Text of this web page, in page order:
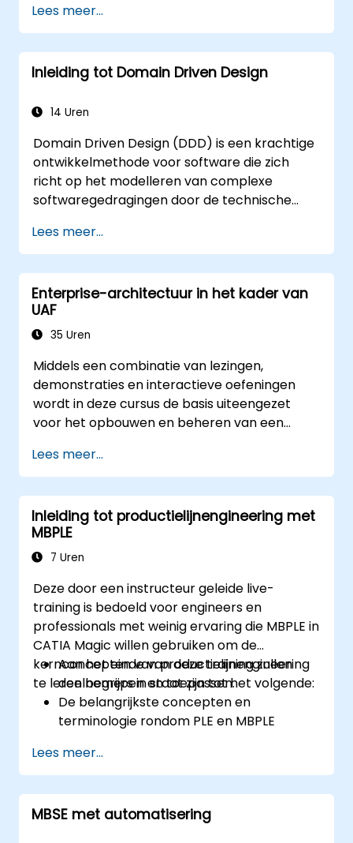
Based Systems Engineering (MBSE) en
relevante best practices op het gebied van
MBSE.
Lees meer...
Inleiding tot Domain Driven Design
14 Uren
Domain Driven Design (DDD) is een krachtige
ontwikkelmethode voor software die zich
richt op het modelleren van complexe
softwaregedragingen door de technische
kernconcepten van de bedrijfsactiviteit. In
deze cursus wordt uitgelegd hoe DDD teams
helpt om met complexiteit om te gaan en
risico’s te beperken, dankzij strategische en
tactische patronen. Deelnemers leren hoe ze
een ‘Ubiquitous Language’ ontwikkelen,
Bounded Contexts, en specifieke bouwstenen
zoals Entities, Value Objects en Aggregates
toepassen. Het uiteindelijke doel is het
creëren van flexibele en onderhoudbare
softwarearchitecturen die nauw aansluiten bij
Lees meer...
Enterprise-architectuur in het kader van
UAF
35 Uren
Middels een combinatie van lezingen,
demonstraties en interactieve oefeningen
wordt in deze cursus de basis uiteengezet
voor het opbouwen en beheren van een
Unified Architecture Framework (UAF), versie
1.2.
Lees meer...
Inleiding tot productielijnengineering met
MBPLE
7 Uren
Deze door een instructeur geleide live-
training is bedoeld voor engineers en
professionals met weinig ervaring die MBPLE in
CATIA Magic willen gebruiken om de
kernconcepten van productielijnengineering
te leren begrijpen en toepassen.
Aan het einde van deze training zullen
deelnemers in staat zijn tot het volgende:
De belangrijkste concepten en
terminologie rondom PLE en MBPLE
De beste praktijken voor modelleren van
productielijnen beschrijven
Een proces voor het definiëren van een
productielijn in CATIA Magic
Lees meer...
MBSE met automatisering